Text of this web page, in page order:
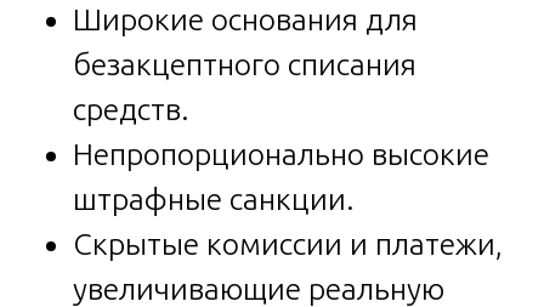
Широкие основания для
безакцептного списания
средств.
Непропорционально высокие
штрафные санкции.
Скрытые комиссии и платежи,
увеличивающие реальную